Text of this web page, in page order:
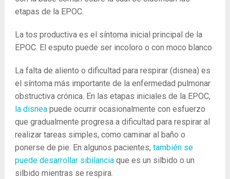
etapas de la EPOC.
La tos productiva es el síntoma inicial principal de la
EPOC. El esputo puede ser incoloro o con moco blanco
La falta de aliento o dificultad para respirar (disnea) es
el síntoma más importante de la enfermedad pulmonar
obstructiva crónica. En las etapas iniciales de la EPOC,
la disnea puede ocurrir ocasionalmente con esfuerzo
que gradualmente progresa a dificultad para respirar al
realizar tareas simples, como caminar al baño o
ponerse de pie. En algunos pacientes, también se
puede desarrollar sibilancia que es un silbido o un
silbido mientras se respira.